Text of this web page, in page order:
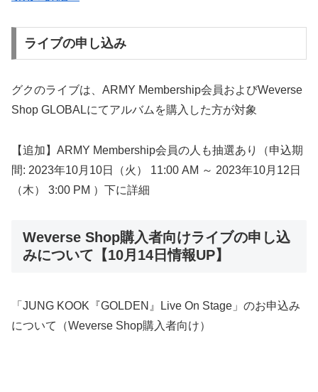
ライブの申し込み
グクのライブは、ARMY Membership会員およびWeverse
Shop GLOBALにてアルバムを購入した方が対象
【追加】ARMY Membership会員の人も抽選あり（申込期
間: 2023年10月10日（火） 11:00 AM ～ 2023年10月12日
（木） 3:00 PM ）下に詳細
Weverse Shop購入者向けライブの申し込
みについて【10月14日情報UP】
「JUNG KOOK『GOLDEN』Live On Stage」のお申込み
について（Weverse Shop購入者向け）